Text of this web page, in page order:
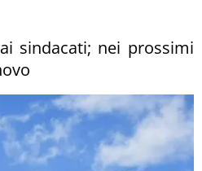
sindacati; nei prossimi